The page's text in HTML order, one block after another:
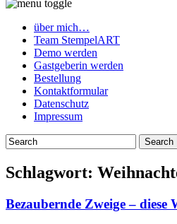
über mich…
Team StempelART
Demo werden
Gastgeberin werden
Bestellung
Kontaktformular
Datenschutz
Impressum
Schlagwort:
Bezaubernde Zweige –